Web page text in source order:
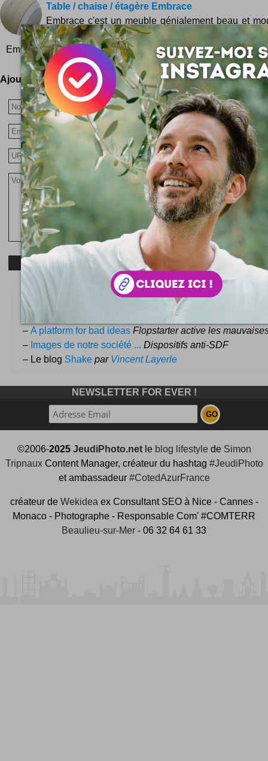
Table / chaise / étagère Embrace
Embrace c'est un meuble génialement beau et
création signée du designer Anglais John Green
Embrace sur johngreendesigns...
Ajoutez votre avis !
Autres trucs à lire :
– Abus de richesse
Visa Infinite Exclusive
– A platform for bad ideas Flopstarter active les
– Images de notre société ... Dispositifs anti-SDF
– Le blog Shake par Vincent Layerle
NEWSLETTER FOR EVER !
©2006-2025 JeudiPhoto.netle blog lifestylede Simon
TripnauxContent Manager, créateur du hashtag #JeudiPhoto
et ambassadeur #CotedAzurFrance
créateur de Wekidea ex Consultant SEO à Nice - Cannes -
Monaco - Photographe - Responsable Com' #COMTERR
Beaulieu-sur-Mer - 06 32 64 61 33